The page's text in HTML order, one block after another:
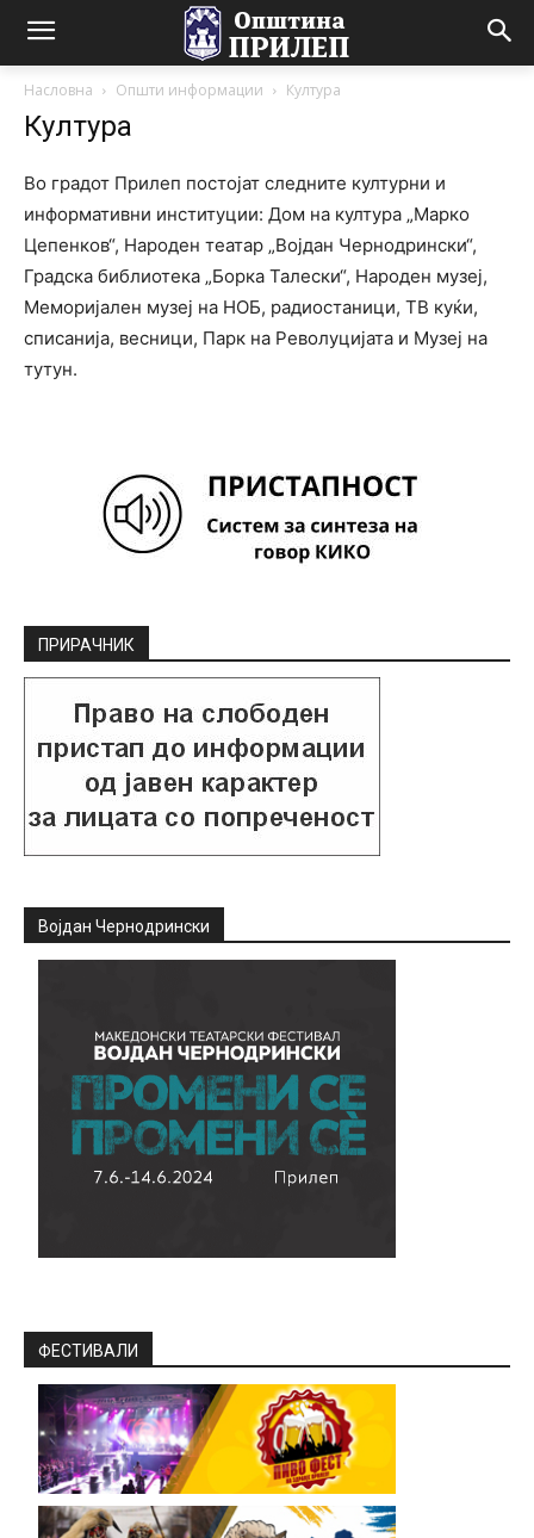
Насловна Општи информации Култура
Култура
Во градот Прилеп постојат следните културни и
информативни институции: Дом на култура „Марко
Цепенков“, Народен театар „Војдан Чернодрински“,
Градска библиотека „Борка Талески“, Народен музеј,
Меморијален музеј на НОБ, радиостаници, ТВ куќи,
списанија, весници, Парк на Револуцијата и Музеј на
тутун.
ПРИРАЧНИК
Војдан Чернодрински
ФЕСТИВАЛИ